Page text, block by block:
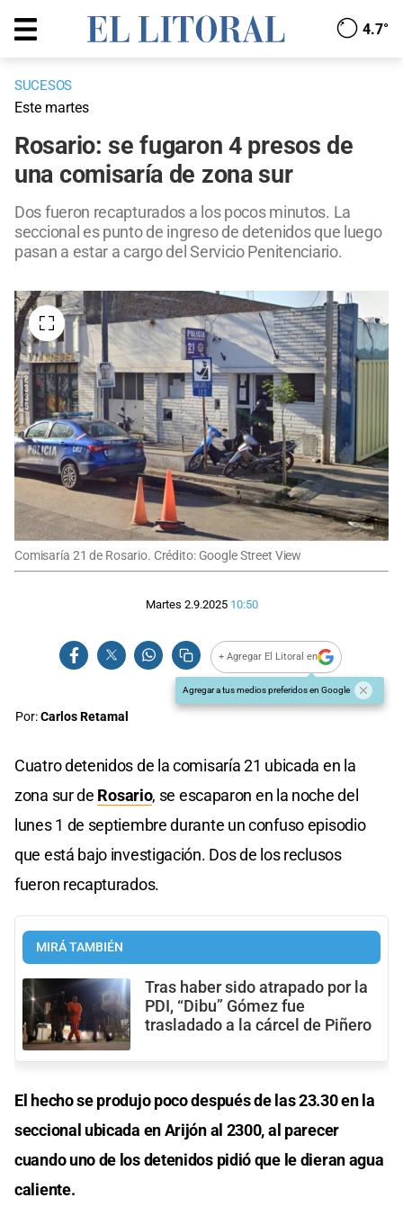
4.7°
SUCESOS
Este martes
Rosario: se fugaron 4 presos de
una comisaría de zona sur
Dos fueron recapturados a los pocos minutos. La
seccional es punto de ingreso de detenidos que luego
pasan a estar a cargo del Servicio Penitenciario.
Comisaría 21 de Rosario. Crédito: Google Street View
Martes 2.9.2025 10:50
+ Agregar El Litoral en
Agregar a tus medios preferidos en Google
Por:Carlos Retamal
Cuatro detenidos de la comisaría 21 ubicada en la
zona sur de Rosario, se escaparon en la noche del
lunes 1 de septiembre durante un confuso episodio
que está bajo investigación. Dos de los reclusos
fueron recapturados.
MIRÁ TAMBIÉN
Tras haber sido atrapado por la
PDI, “Dibu” Gómez fue
trasladado a la cárcel de Piñero
El hecho se produjo poco después de las 23.30 en la
seccional ubicada en Arijón al 2300, al parecer
cuando uno de los detenidos pidió que le dieran agua
caliente.